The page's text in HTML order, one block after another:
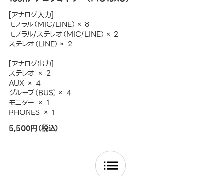
[アナログ入力]
モノラル（MIC/LINE）× 8
モノラル/ステレオ（MIC/LINE）× 2
ステレオ（LINE）× 2
[アナログ出力]
ステレオ × 2
AUX × 4
グループ（BUS）× 4
モニター × 1
PHONES × 1
5,500円（税込）